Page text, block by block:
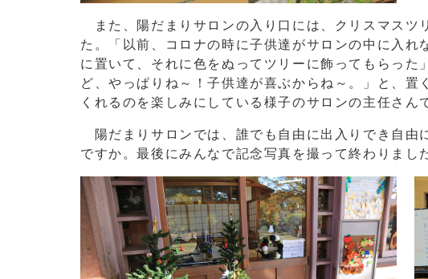
また、陽だまりサロンの入り口には、クリスマスツ
た。「以前、コロナの時に子供達がサロンの中に入
に置いて、それに色をぬってツリーに飾ってもらっ
ど、やっぱりね～！子供達が喜ぶからね～。」と、
くれるのを楽しみにしている様子のサロンの主任さん
陽だまりサロンでは、誰でも自由に出入りでき自由
ですか。最後にみんなで記念写真を撮って終わりまし